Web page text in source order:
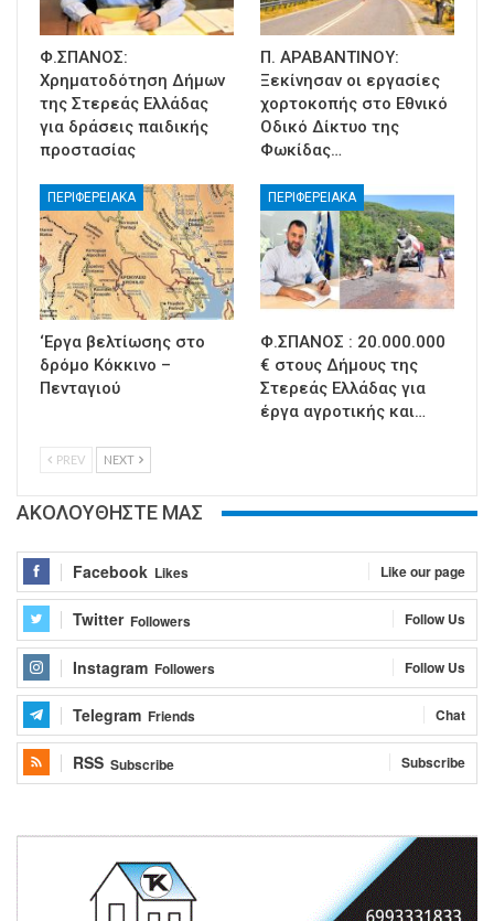
Φ.ΣΠΑΝΟΣ:
Χρηματοδότηση Δήμων
της Στερεάς Ελλάδας
για δράσεις παιδικής
προστασίας
Π. ΑΡΑΒΑΝΤΙΝΟΥ:
Ξεκίνησαν οι εργασίες
χορτοκοπής στο Εθνικό
Οδικό Δίκτυο της
Φωκίδας…
ΠΕΡΙΦΕΡΕΙΑΚΑ
‘Εργα βελτίωσης στο
δρόμο Κόκκινο –
Πενταγιού
ΠΕΡΙΦΕΡΕΙΑΚΑ
Φ.ΣΠΑΝΟΣ : 20.000.000
€ στους Δήμους της
Στερεάς Ελλάδας για
έργα αγροτικής και…
PREV NEXT
ΑΚΟΛΟΥΘΗΣΤΕ ΜΑΣ
Facebook Likes Like our page
Twitter Followers Follow Us
Instagram Followers Follow Us
Telegram Friends Chat
RSS Subscribe Subscribe